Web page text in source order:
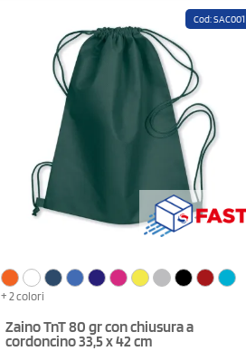
Cod: SAC001
+ 2 colori
Zaino TnT 80 gr con chiusura a
cordoncino 33,5 x 42 cm